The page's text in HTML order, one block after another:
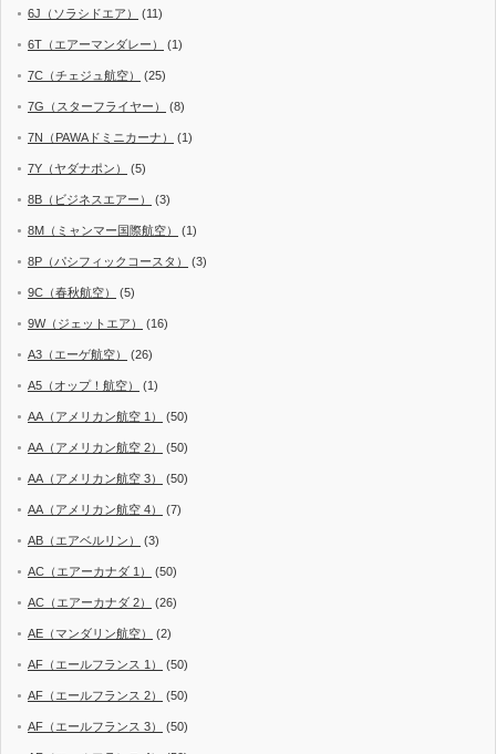
6J（ソラシドエア） (11)
6T（エアーマンダレー） (1)
7C（チェジュ航空） (25)
7G（スターフライヤー） (8)
7N（PAWAドミニカーナ） (1)
7Y（ヤダナポン） (5)
8B（ビジネスエアー） (3)
8M（ミャンマー国際航空） (1)
8P（パシフィックコースタ） (3)
9C（春秋航空） (5)
9W（ジェットエア） (16)
A3（エーゲ航空） (26)
A5（オップ！航空） (1)
AA（アメリカン航空 1） (50)
AA（アメリカン航空 2） (50)
AA（アメリカン航空 3） (50)
AA（アメリカン航空 4） (7)
AB（エアベルリン） (3)
AC（エアーカナダ 1） (50)
AC（エアーカナダ 2） (26)
AE（マンダリン航空） (2)
AF（エールフランス 1） (50)
AF（エールフランス 2） (50)
AF（エールフランス 3） (50)